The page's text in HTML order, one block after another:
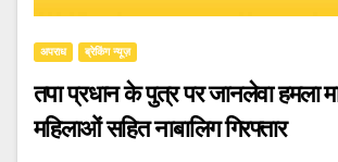
अपराध ब्रेकिंग न्यूज़
तपा प्रधान के पुत्र पर जानलेवा हमला
महिलाओं सहित नाबालिग गिरफ्तार